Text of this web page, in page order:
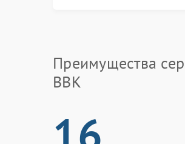
Преимущества
BBK